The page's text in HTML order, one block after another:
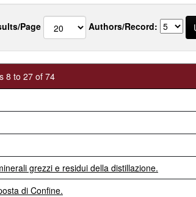
Page Authors/Record:
8 to 27 of 74
grezzi e residui della distillazione.
di Confine.